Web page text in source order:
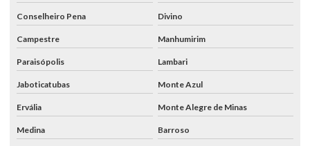
Conselheiro Pena Divino
Campestre Manhumirim
Paraisópolis Lambari
Jaboticatubas Monte Azul
Ervália Monte Alegre de Minas
Medina Barroso